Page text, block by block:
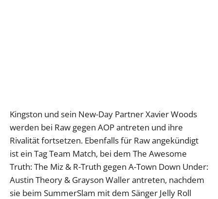
Kingston und sein New-Day Partner Xavier Woods
werden bei Raw gegen AOP antreten und ihre
Rivalität fortsetzen. Ebenfalls für Raw angekündigt
ist ein Tag Team Match, bei dem The Awesome
Truth: The Miz & R-Truth gegen A-Town Down Under:
Austin Theory & Grayson Waller antreten, nachdem
sie beim SummerSlam mit dem Sänger Jelly Roll